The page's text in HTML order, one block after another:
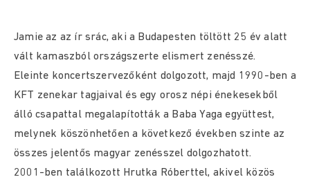
Jamie az az ír srác, aki a Budapesten töltött 25 év alatt
vált kamaszból országszerte elismert zenésszé.
Eleinte koncertszervezőként dolgozott, majd 1990-ben a
KFT zenekar tagjaival és egy orosz népi énekesekből
álló csapattal megalapították a Baba Yaga együttest,
melynek köszönhetően a következő években szinte az
összes jelentős magyar zenésszel dolgozhatott.
2001-ben találkozott Hrutka Róberttel, akivel közös